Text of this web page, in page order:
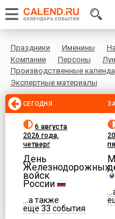
Праздники Именины
Компании
Персоны
Производственные
Экспертные материалы
СЕГОДНЯ
6 августа
2026 года,
четверг
День
Железнодорожных
войск
России
...а также
еще 33 события